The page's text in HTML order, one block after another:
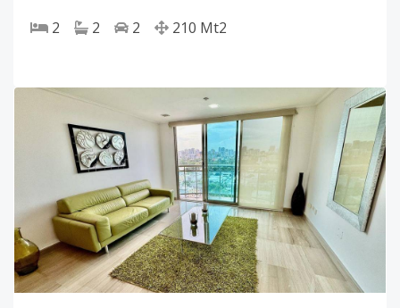
2 2 2 210 Mt2